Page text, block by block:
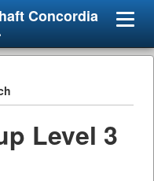
Concordia
Level 3